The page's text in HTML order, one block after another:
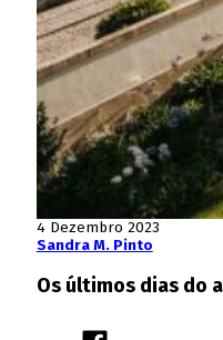
4 Dezembro 2023
Sandra M. Pinto
Os últimos dias do